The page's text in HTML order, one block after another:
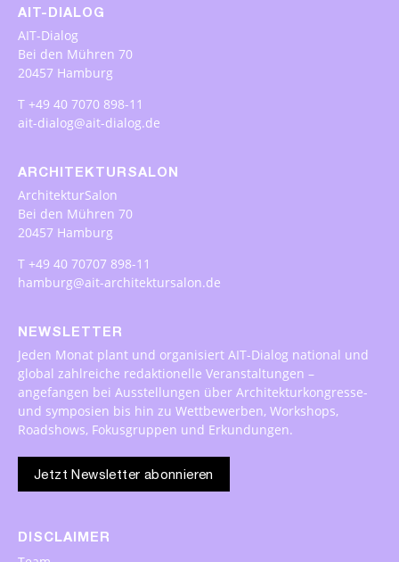
AIT-DIALOG
AIT-Dialog
Bei den Mühren 70
20457 Hamburg
T +49 40 7070 898-11
ait-dialog@ait-dialog.de
ARCHITEKTURSALON
ArchitekturSalon
Bei den Mühren 70
20457 Hamburg
T +49 40 70707 898-11
hamburg@ait-architektursalon.de
NEWSLETTER
Jeden Monat plant und organisiert AIT-Dialog national und
global zahlreiche redaktionelle Veranstaltungen –
angefangen bei Ausstellungen über Architekturkongresse-
und symposien bis hin zu Wettbewerben, Workshops,
Roadshows, Fokusgruppen und Erkundungen.
Jetzt Newsletter abonnieren
DISCLAIMER